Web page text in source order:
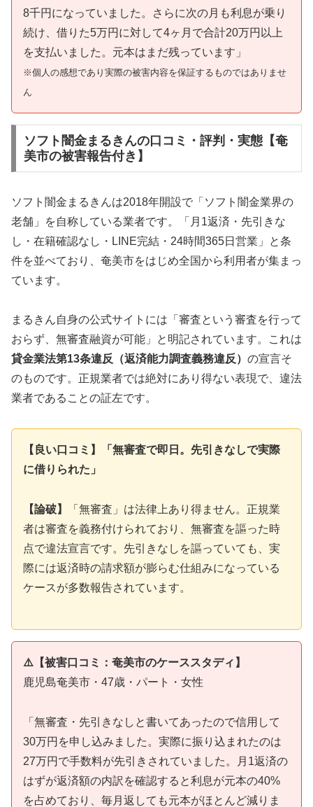
8千円になっていました。さらに次の月も利息が乗り
続け、借りた5万円に対して4ヶ月で合計20万円以上
を支払いました。元本はまだ残っています」
※個人の感想であり実際の被害内容を保証するものではありませ
ん
ソフト闇金まるきんの口コミ・評判・実態【奄
美市の被害報告付き】
ソフト闇金まるきんは2018年開設で「ソフト闇金業界の
老舗」を自称している業者です。「月1返済・先引きな
し・在籍確認なし・LINE完結・24時間365日営業」と条
件を並べており、奄美市をはじめ全国から利用者が集まっ
ています。
まるきん自身の公式サイトには「審査という審査を行って
おらず、無審査融資が可能」と明記されています。これは
貸金業法第13条違反（返済能力調査義務違反） の宣言そ
のものです。正規業者では絶対にあり得ない表現で、違法
業者であることの証左です。
【良い口コミ】「無審査で即日。先引きなしで実際
に借りられた」
【論破】
「無審査」は法律上あり得ません。正規業
者は審査を義務付けられており、無審査を謳った時
点で違法宣言です。先引きなしを謳っていても、実
際には返済時の請求額が膨らむ仕組みになっている
ケースが多数報告されています。
⚠️【被害口コミ：奄美市のケーススタディ】
鹿児島奄美市・47歳・パート・女性
「無審査・先引きなしと書いてあったので信用して
30万円を申し込みました。実際に振り込まれたのは
27万円で手数料が先引きされていました。月1返済の
はずが返済額の内訳を確認すると利息が元本の40%
を占めており、毎月返しても元本がほとんど減りま